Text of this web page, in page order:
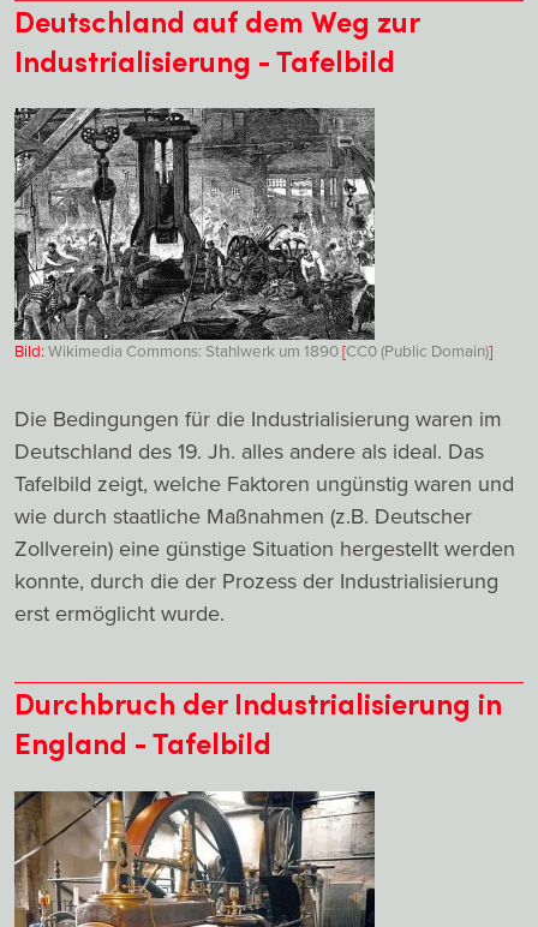
Deutschland auf dem Weg zur
Industrialisierung - Tafelbild
Bild:Wikimedia Commons: Stahlwerk um 1890[CC0 (Public Domain)]
Die Bedingungen für die Industrialisierung waren im
Deutschland des 19. Jh. alles andere als ideal. Das
Tafelbild zeigt, welche Faktoren ungünstig waren und
wie durch staatliche Maßnahmen (z.B. Deutscher
Zollverein) eine günstige Situation hergestellt werden
konnte, durch die der Prozess der Industrialisierung
erst ermöglicht wurde.
Durchbruch der Industrialisierung in
England - Tafelbild